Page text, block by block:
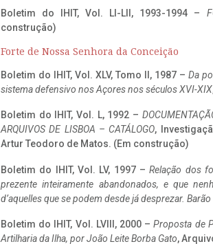
Boletim do IHIT, Vol. LI-LII, 1993-1994 –
construção)
Forte de Nossa Senhora da Conceição
Boletim do IHIT, Vol. XLV, Tomo II, 1987 – Da
sistema defensivo nos Açores nos séculos XVI-XIX
Boletim do IHIT, Vol. L, 1992 –
ARQUIVOS DE LISBOA – CATÁLOGO,
Artur Teodoro de Matos. (Em construção)
Boletim do IHIT, Vol. LV, 1997 –Relação dos
prezente inteiramente abandonados, e que
d’aquelles que se podem desde já desprezar.
Boletim do IHIT, Vol. LVIII, 2000 –Proposta de
Artilharia da Ilha, por João Leite Borba Gato,